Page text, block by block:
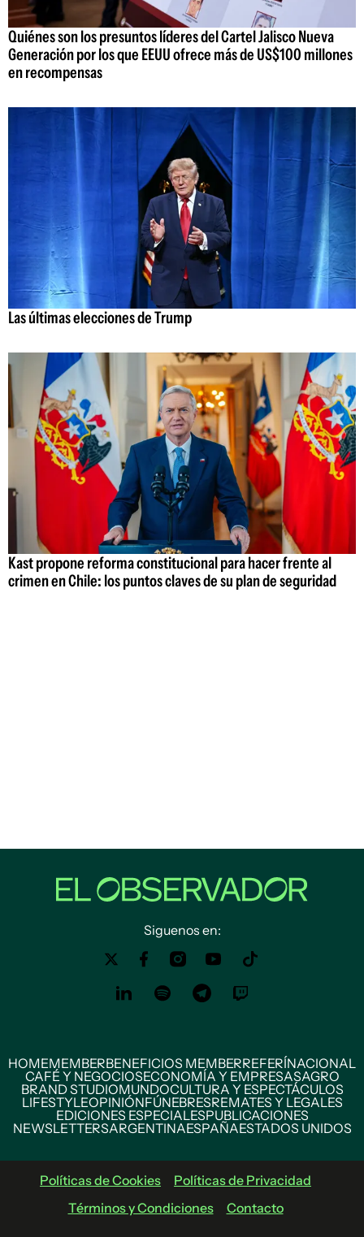
Quiénes son los presuntos líderes del Cartel Jalisco Nueva
Generación por los que EEUU ofrece más de US$100 millones
en recompensas
Las últimas elecciones de Trump
Kast propone reforma constitucional para hacer frente al
crimen en Chile: los puntos claves de su plan de seguridad
Siguenos en:
HOMEMEMBERBENEFICIOS MEMBERREFERÍNACIONAL
CAFÉ Y NEGOCIOSECONOMÍA Y EMPRESASAGRO
BRAND STUDIOMUNDOCULTURA Y ESPECTÁCULOS
LIFESTYLEOPINIÓNFÚNEBRESREMATES Y LEGALES
EDICIONES ESPECIALESPUBLICACIONES
NEWSLETTERSARGENTINAESPAÑAESTADOS UNIDOS
Políticas de Cookies
Políticas de Privacidad
Términos y Condiciones
Contacto